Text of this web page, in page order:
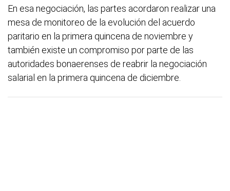
En esa negociación, las partes acordaron realizar una
mesa de monitoreo de la evolución del acuerdo
paritario en la primera quincena de noviembre y
también existe un compromiso por parte de las
autoridades bonaerenses de reabrir la negociación
salarial en la primera quincena de diciembre.